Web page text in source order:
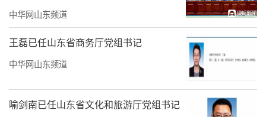
中华网山东频道
王磊已任山东省商务厅党组书记
中华网山东频道
喻剑南已任山东省文化和旅游厅党组书记